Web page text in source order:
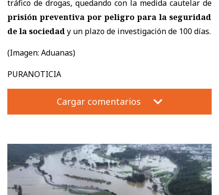
tráfico de drogas, quedando con la medida cautelar de
prisión preventiva por peligro para la seguridad
de la sociedady un plazo de investigación de 100 días.
(Imagen: Aduanas)
PURANOTICIA
Cargar comentarios